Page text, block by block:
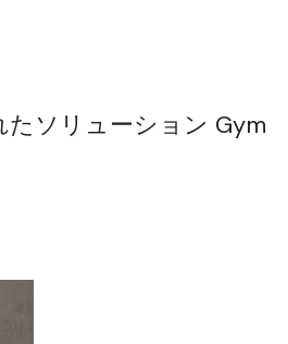
ソリューション Gym